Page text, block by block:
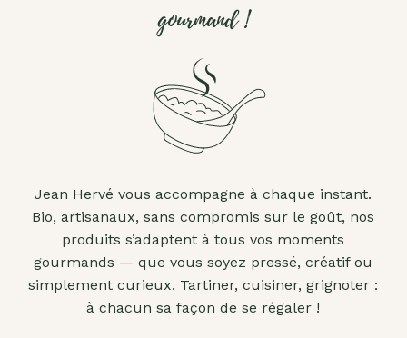
gourmand !
Jean Hervé vous accompagne à chaque instant.
Bio, artisanaux, sans compromis sur le goût, nos
produits s’adaptent à tous vos moments
gourmands — que vous soyez pressé, créatif ou
simplement curieux. Tartiner, cuisiner, grignoter :
à chacun sa façon de se régaler !